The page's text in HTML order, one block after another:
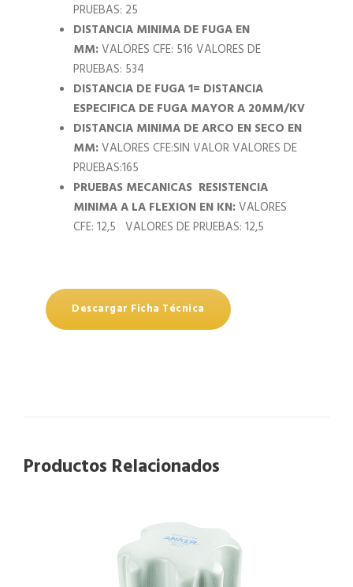
PRUEBAS: 25
DISTANCIA MINIMA DE FUGA EN
MM:VALORES CFE: 516 VALORES DE
PRUEBAS: 534
DISTANCIA DE FUGA 1= DISTANCIA
ESPECIFICA DE FUGA MAYOR A 20MM/KV
DISTANCIA MINIMA DE ARCO EN SECO EN
MM:VALORES CFE:SIN VALOR VALORES DE
PRUEBAS:165
PRUEBAS MECANICAS RESISTENCIA
MINIMA A LA FLEXION EN KN:VALORES
CFE: 12,5 VALORES DE PRUEBAS: 12,5
Descargar Ficha Técnica
Productos Relacionados